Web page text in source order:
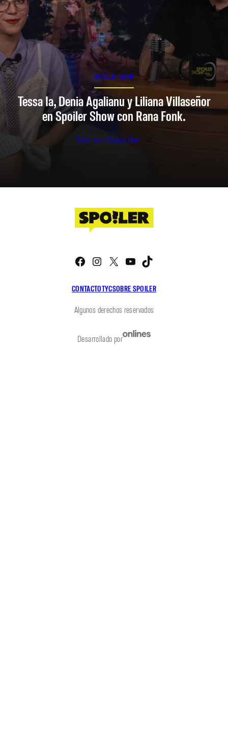
SPOILER SHOW
Tessa Ia, Denia Agalianu y Liliana Villaseñor
en Spoiler Show con Rana Fonk.
Ver en Youtube
CONTACTOTYCSOBRE SPOILER
Facebook
Instagram
X YouTube
Algunos derechos reservados
Desarrollado por